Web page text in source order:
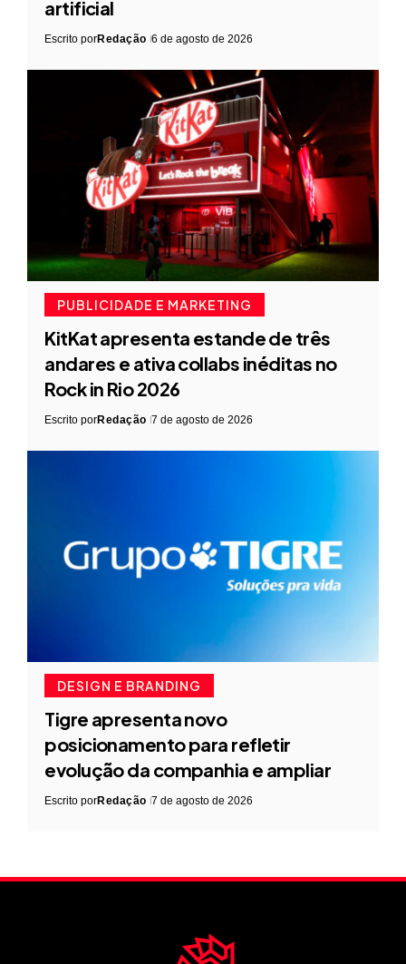
artificial
Escrito porRedação 6 de agosto de 2026
PUBLICIDADE E MARKETING
KitKat apresenta estande de três
andares e ativa collabs inéditas no
Rock in Rio 2026
Escrito porRedação 7 de agosto de 2026
DESIGN E BRANDING
Tigre apresenta novo
posicionamento para refletir
evolução da companhia e ampliar
Escrito porRedação 7 de agosto de 2026